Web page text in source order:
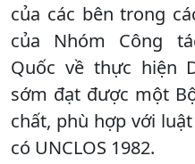
của các bên trong
của Nhóm Công
Quốc về thực hiện
sớm đạt được một
chất, phù hợp với
có UNCLOS 1982.